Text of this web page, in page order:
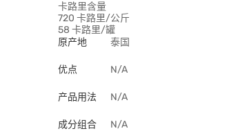
卡路里含量
720 卡路里/公斤
58 卡路里/罐
原产地
泰国
优点 N/A
产品用法 N/A
成分组合 N/A